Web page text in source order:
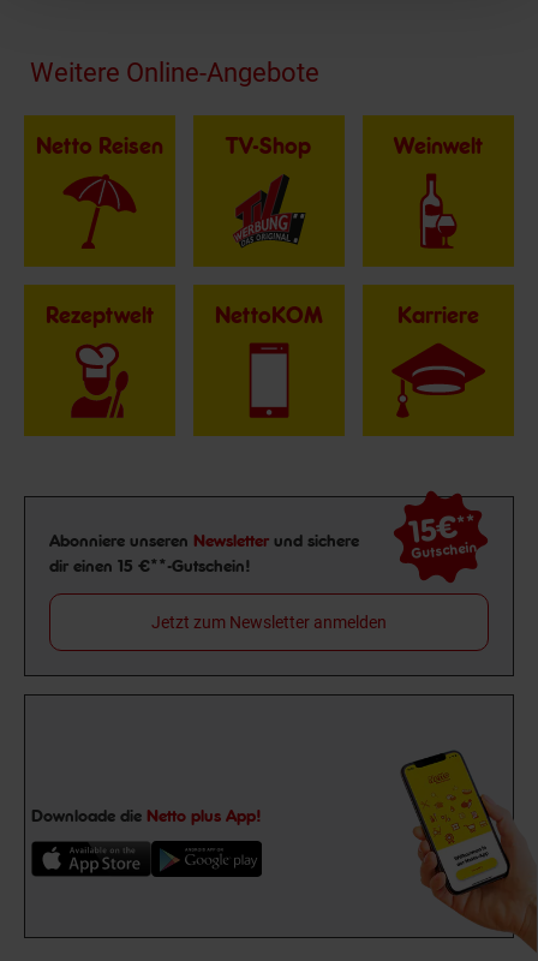
Fußzeile
Weitere Online-Angebote
Netto Reisen TV-Shop Weinwelt
Rezeptwelt NettoKOM Karriere
Newsletter Anmeldung
Abonniere unseren Newsletter und sichere
dir einen 15 €**-Gutschein!
15€**
Gutschein
Jetzt zum Newsletter anmelden
Downloade die Netto plus App!